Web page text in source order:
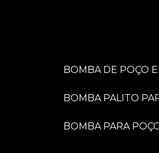
BOMBA DE POÇO
BOMBA PALITO
BOMBA PARA